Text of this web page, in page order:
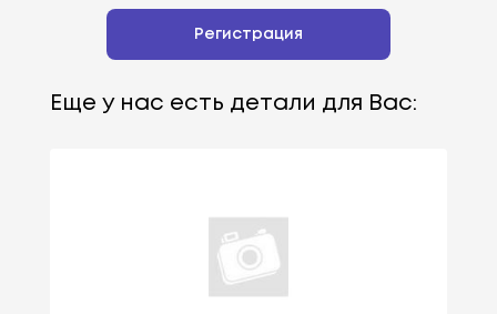
Регистрация
Еще у нас есть детали для Вас: